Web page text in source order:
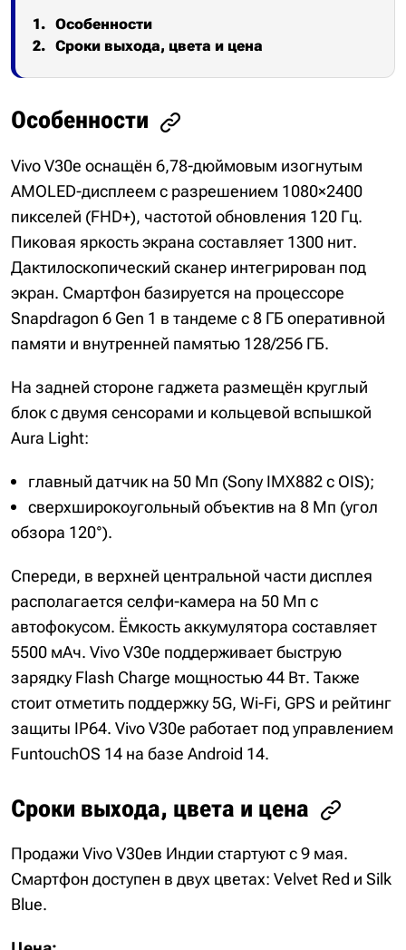
Особенности
Сроки выхода, цвета и цена
Особенности
Vivo V30e оснащён 6,78-дюймовым изогнутым
AMOLED-дисплеем с разрешением 1080×2400
пикселей (FHD+), частотой обновления 120 Гц.
Пиковая яркость экрана составляет 1300 нит.
Дактилоскопический сканер интегрирован под
экран. Смартфон базируется на процессоре
Snapdragon 6 Gen 1 в тандеме с 8 ГБ оперативной
памяти и внутренней памятью 128/256 ГБ.
На задней стороне гаджета размещён круглый
блок с двумя сенсорами и кольцевой вспышкой
Aura Light:
главный датчик на 50 Мп (Sony IMX882 с OIS);
сверхширокоугольный объектив на 8 Мп (угол
обзора 120°).
Спереди, в верхней центральной части дисплея
располагается селфи-камера на 50 Мп с
автофокусом. Ёмкость аккумулятора составляет
5500 мАч. Vivo V30e поддерживает быструю
зарядку Flash Charge мощностью 44 Вт. Также
стоит отметить поддержку 5G, Wi-Fi, GPS и рейтинг
защиты IP64. Vivo V30e работает под управлением
FuntouchOS 14 на базе Android 14.
Сроки выхода, цвета и цена
Продажи Vivo V30eв Индии стартуют с 9 мая.
Смартфон доступен в двух цветах: Velvet Red и Silk
Blue.